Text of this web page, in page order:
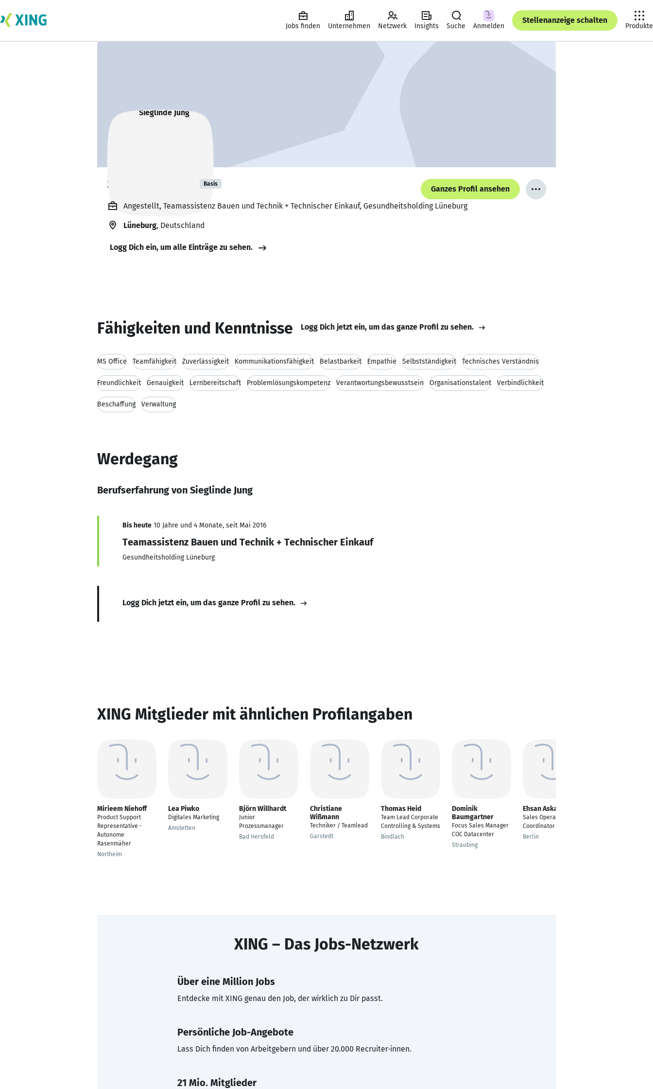
Jobs finden Unternehmen Netzwerk Insights Suche Anmelden
Stellenanzeige schalten
Produkte
Sieglinde Jung Basis
Ganzes Profil ansehen
Angestellt, Teamassistenz Bauen und Technik + Technischer Einkauf, Gesundheitsholding Lüneburg
Lüneburg, Deutschland
Logg Dich ein, um alle Einträge zu sehen.
Fähigkeiten und Kenntnisse Logg Dich jetzt ein, um das ganze Profil zu sehen.
MS Office Teamfähigkeit Zuverlässigkeit Kommunikationsfähigkeit Belastbarkeit Empathie Selbstständigkeit Technisches Verständnis
Freundlichkeit Genauigkeit Lernbereitschaft Problemlösungskompetenz Verantwortungsbewusstsein Organisationstalent Verbindlichkeit
Beschaffung Verwaltung
Werdegang
Berufserfahrung von Sieglinde Jung
Bis heute 10 Jahre und 4 Monate, seit Mai 2016
Teamassistenz Bauen und Technik + Technischer Einkauf
Gesundheitsholding Lüneburg
Logg Dich jetzt ein, um das ganze Profil zu sehen.
XING Mitglieder mit ähnlichen Profilangaben
Mirieem Niehoff
Product Support
Representative -
Autonome
Rasenmäher
Northeim
Lea Piwko
Digitales Marketing
Amstetten
Björn Willhardt
Junior
Prozessmanager
Bad Hersfeld
Christiane
Wißmann
Techniker / Teamlead
Garstedt
Thomas Heid
Team Lead Corporate
Controlling & Systems
Bindlach
Dominik
Baumgartner
Focus Sales Manager
COC Datacenter
Straubing
Ehsan Askari
Sales Operations
Coordinator
Berlin
XING – Das Jobs-Netzwerk
Über eine Million Jobs
Entdecke mit XING genau den Job, der wirklich zu Dir passt.
Persönliche Job-Angebote
Lass Dich finden von Arbeitgebern und über 20.000 Recruiter·innen.
21 Mio. Mitglieder